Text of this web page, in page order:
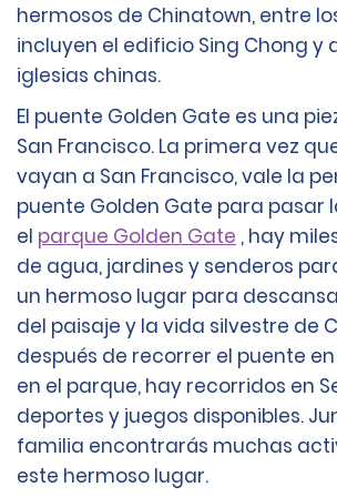
hermosos de Chinatown, entre
incluyen el edificio Sing Chong y
iglesias chinas.
El puente Golden Gate es una
San Francisco. La primera vez
vayan a San Francisco, vale la
puente Golden Gate para pasar
el parque Golden Gate , hay
de agua, jardines y senderos
un hermoso lugar para
del paisaje y la vida silvestre de
después de recorrer el puente
en el parque, hay recorridos en
deportes y juegos disponibles.
familia encontrarás muchas
este hermoso lugar.